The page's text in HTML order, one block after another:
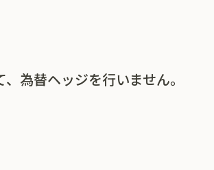
為替ヘッジを行いません。